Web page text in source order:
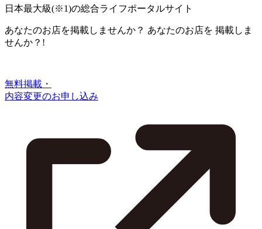
日本最大級(※1)の総合ライフポータルサイト
あなたのお店を掲載しませんか？ あなたのお店を 掲載しま
せんか？!
無料掲載・
内容変更のお申し込み